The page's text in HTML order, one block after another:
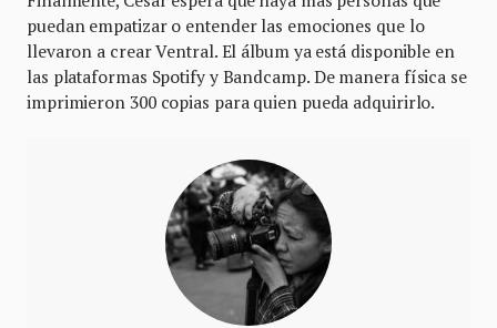
puedan empatizar o entender las emociones que lo
llevaron a crear Ventral. El álbum ya está disponible en
las plataformas Spotify y Bandcamp. De manera física se
imprimieron 300 copias para quien pueda adquirirlo.